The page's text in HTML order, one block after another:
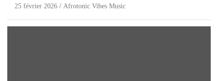
25 février 2026 Afrotonic Vibes Music